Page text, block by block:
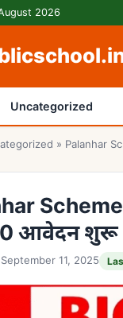
2026
Uncategorized
» Palanhar
आवेदन शुरू
11, 2025